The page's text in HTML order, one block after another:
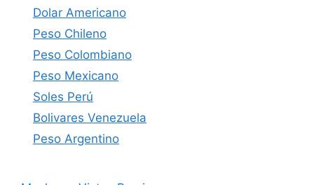
Dolar Americano
Peso Chileno
Peso Colombiano
Peso Mexicano
Soles Perú
Bolivares Venezuela
Peso Argentino